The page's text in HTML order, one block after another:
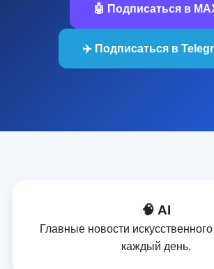
🤖 Подписаться в
✈️ Подписаться в
🧠 AI
Главные новости
каждый день.